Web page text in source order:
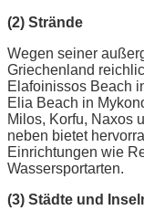
(2) Strände
Wegen seiner
Griechenland
Elafoinissos Beach
Elia Beach in
Milos, Korfu, Naxos
neben bietet
Einrichtungen wie
Wassersportarten.
(3) Städte und